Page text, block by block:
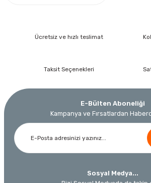
Ücretsiz ve hızlı teslimat
Taksit Seçenekleri
E-Bülten Aboneliği
Kampanya ve Fırsatlardan
Sosyal Medya...